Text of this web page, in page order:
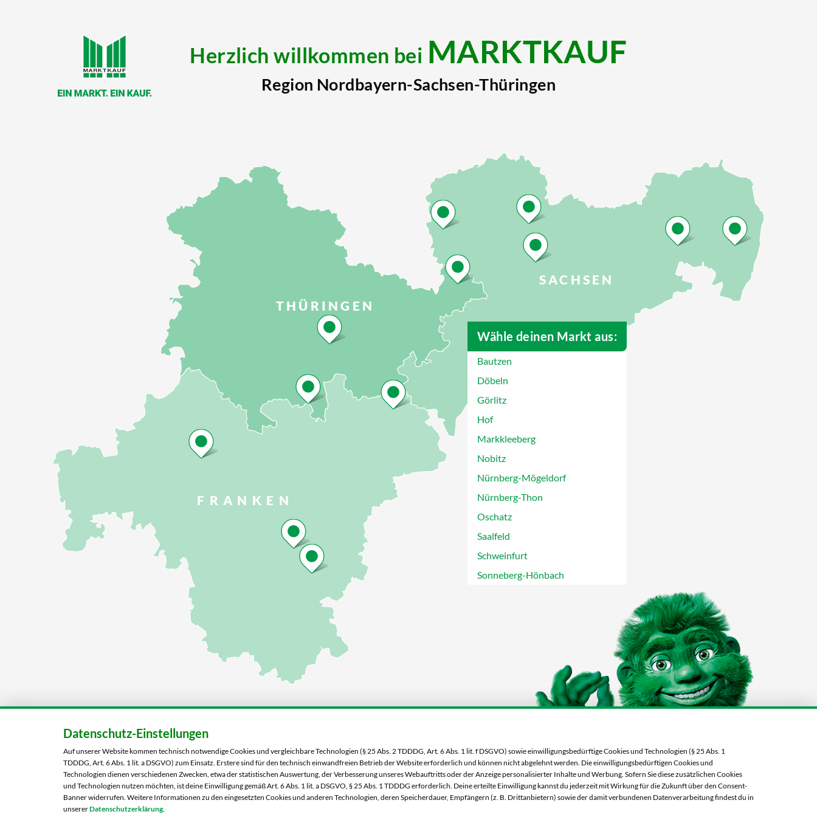
Herzlich willkommen bei MARKTKAUF
Region Nordbayern-Sachsen-Thüringen
FRANKEN
THÜRINGEN
SACHSEN
Wähle deinen Markt aus:
Bautzen
Döbeln
Görlitz
Hof
Markkleeberg
Nobitz
Nürnberg-Mögeldorf
Nürnberg-Thon
Oschatz
Saalfeld
Schweinfurt
Sonneberg-Hönbach
Datenschutz-Einstellungen
Auf unserer Website kommen technisch notwendige Cookies und vergleichbare Technologien (§ 25 Abs. 2 TDDDG, Art. 6 Abs. 1 lit. f DSGVO) sowie einwilligungsbedürftige Cookies und Technologien (§ 25 Abs. 1
TDDDG, Art. 6 Abs. 1 lit. a DSGVO) zum Einsatz. Erstere sind für den technisch einwandfreien Betrieb der Website erforderlich und können nicht abgelehnt werden. Die einwilligungsbedürftigen Cookies und
Technologien dienen verschiedenen Zwecken, etwa der statistischen Auswertung, der Verbesserung unseres Webauftritts oder der Anzeige personalisierter Inhalte und Werbung. Sofern Sie diese zusätzlichen Cookies
und Technologien nutzen möchten, ist deine Einwilligung gemäß Art. 6 Abs. 1 lit. a DSGVO, § 25 Abs. 1 TDDDG erforderlich. Deine erteilte Einwilligung kannst du jederzeit mit Wirkung für die Zukunft über den Consent-
Banner widerrufen. Weitere Informationen zu den eingesetzten Cookies und anderen Technologien, deren Speicherdauer, Empfängern (z. B. Drittanbietern) sowie der damit verbundenen Datenverarbeitung findest du in
unsererDatenschutzerklärung.